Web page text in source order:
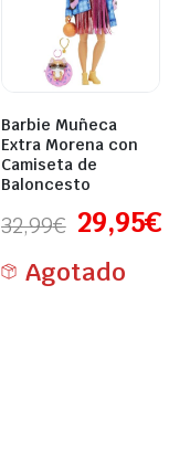
Barbie Muñeca
Extra Morena con
Camiseta de
Baloncesto
32,99€ 29,95€
Agotado